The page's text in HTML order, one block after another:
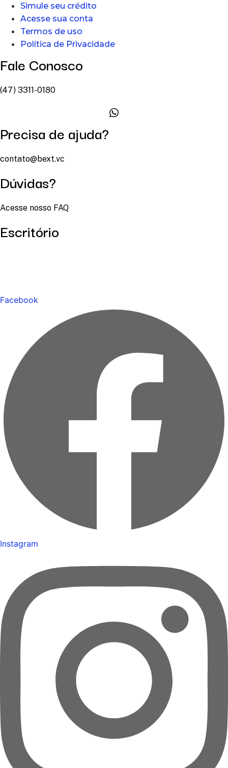
Simule seu crédito
Acesse sua conta
Termos de uso
Política de Privacidade
Fale Conosco
(47) 3311-0180
Precisa de ajuda?
contato@bext.vc
Dúvidas?
Acesse nosso FAQ
Escritório
Facebook
Instagram